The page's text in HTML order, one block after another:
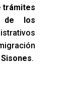
trámites
de los
.